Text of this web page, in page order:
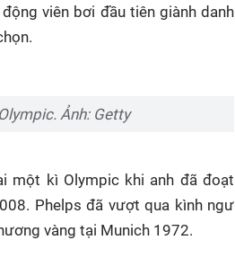
viên bơi đầu tiên giành danh
Ảnh: Getty
một kì Olympic khi anh đã đoạt
Phelps đã vượt qua kình ngư
vàng tại Munich 1972.